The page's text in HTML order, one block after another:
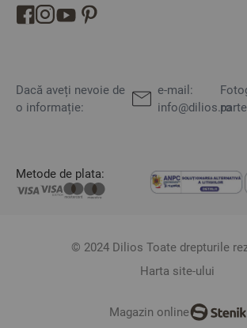
Dacă aveți nevoie de
o informație:
e-mail:
info@dilios.ro
Metode de plata:
© 2024 Dilios Toate drepturile
Harta site-ului
Magazin online